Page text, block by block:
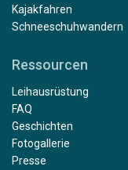
Kajakfahren
Schneeschuhwandern
Ressourcen
Leihausrüstung
FAQ
Geschichten
Fotogallerie
Presse